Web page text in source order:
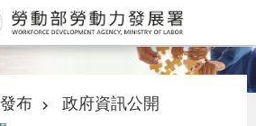
布
政府資訊公開